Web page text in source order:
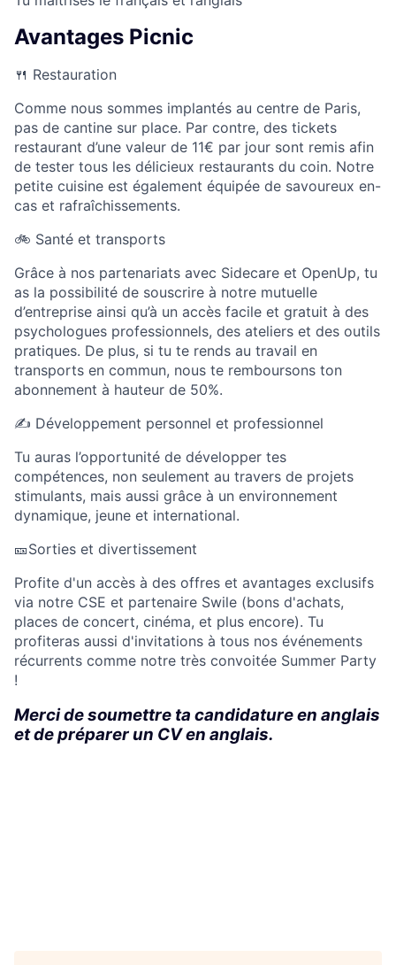
Avantages Picnic
🍴 Restauration
Comme nous sommes implantés au centre de Paris,
pas de cantine sur place. Par contre, des tickets
restaurant d’une valeur de 11€ par jour sont remis afin
de tester tous les délicieux restaurants du coin. Notre
petite cuisine est également équipée de savoureux en-
cas et rafraîchissements.
🚲 Santé et transports
Grâce à nos partenariats avec Sidecare et OpenUp, tu
as la possibilité de souscrire à notre mutuelle
d’entreprise ainsi qu’à un accès facile et gratuit à des
psychologues professionnels, des ateliers et des outils
pratiques. De plus, si tu te rends au travail en
transports en commun, nous te remboursons ton
abonnement à hauteur de 50%.
✍️ Développement personnel et professionnel
Tu auras l’opportunité de développer tes
compétences, non seulement au travers de projets
stimulants, mais aussi grâce à un environnement
dynamique, jeune et international.
🎫Sorties et divertissement
Profite d'un accès à des offres et avantages exclusifs
via notre CSE et partenaire Swile (bons d'achats,
places de concert, cinéma, et plus encore). Tu
profiteras aussi d'invitations à tous nos événements
récurrents comme notre très convoitée Summer Party
!
Merci de soumettre ta candidature en anglais
et de préparer un CV en anglais.